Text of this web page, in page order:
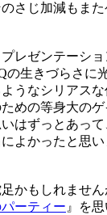
さじ加減もま
レゼンテーシ
の生きづらさに
うなシリアスな
めの等身大の
はずっとあっ
よかったと思
かもしれませ
ーティー 』を